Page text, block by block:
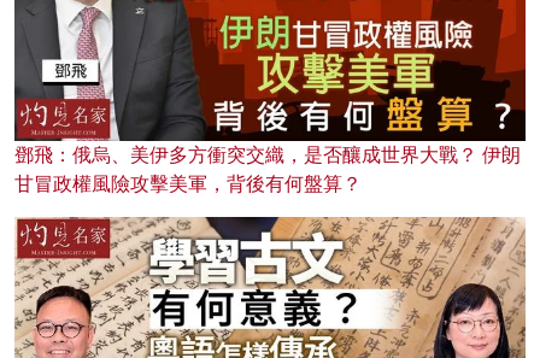
鄧飛：俄烏、美伊多方衝突交織，是否釀成世界大戰？ 伊朗
甘冒政權風險攻擊美軍，背後有何盤算？